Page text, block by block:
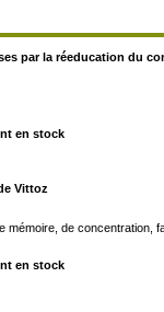
par la réeducation du
en stock
Vittoz
mémoire, de concentration,
en stock